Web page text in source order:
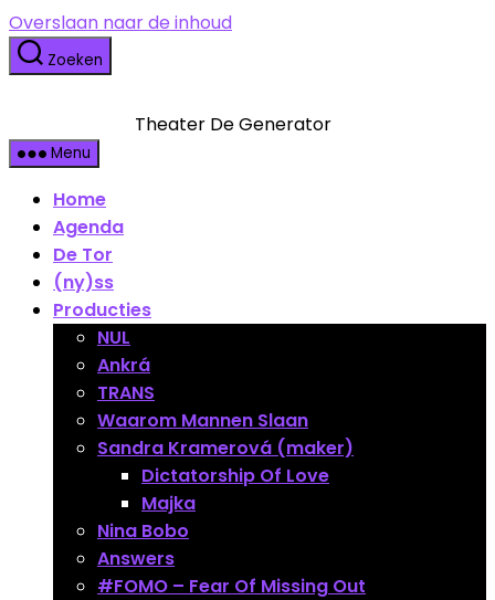
Overslaan naar de inhoud
Zoeken
Theater De Generator
Menu
Home
Agenda
De Tor
(ny)ss
Producties
NUL
Ankrá
TRANS
Waarom Mannen Slaan
Sandra Kramerová (maker)
Dictatorship Of Love
Majka
Nina Bobo
Answers
#FOMO – Fear Of Missing Out